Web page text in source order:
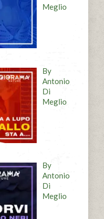
Meglio
By
Antonio
Di
Meglio
By
Antonio
Di
Meglio